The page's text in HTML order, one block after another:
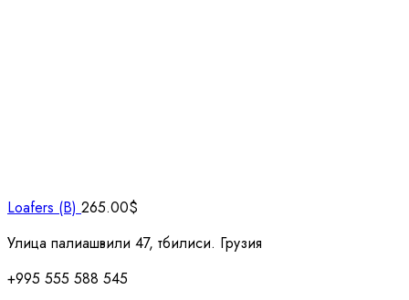
Loafers (B) 265.00$
Улица палиашвили 47, тбилиси. Грузия
+995 555 588 545